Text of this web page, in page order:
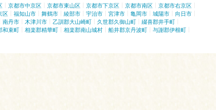
京都市中京区 京都市東山区 京都市下京区 京都市南区
京都市右京区
区 福知山市 舞鶴市 綾部市 宇治市 宮津市 亀岡市 城陽市
向日市
南丹市 木津川市 乙訓郡大山崎町 久世郡久御山町
綴喜郡井手町
和束町 相楽郡精華町 相楽郡南山城村 船井郡京丹波町
与謝郡伊根町